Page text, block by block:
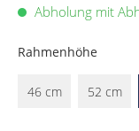
Abholung mit
Rahmenhöhe
46 cm 52 cm